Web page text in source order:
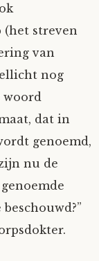
(het streven
van
nog
woord
dat in
genoemd,
nu de